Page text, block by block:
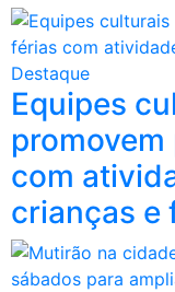
Destaque
Equipes
com
crianças e